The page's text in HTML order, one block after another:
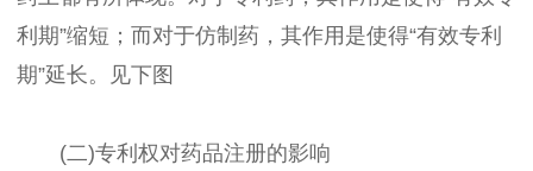
利期”缩短；而对于仿制药，其作用是使得“有效专利
期”延长。见下图
(二)专利权对药品注册的影响